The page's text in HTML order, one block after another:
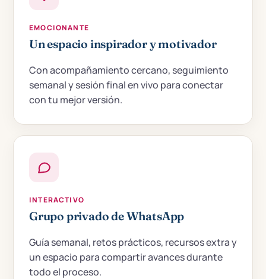
EMOCIONANTE
Un espacio inspirador y motivador
Con acompañamiento cercano, seguimiento
semanal y sesión final en vivo para conectar
con tu mejor versión.
INTERACTIVO
Grupo privado de WhatsApp
Guía semanal, retos prácticos, recursos extra y
un espacio para compartir avances durante
todo el proceso.